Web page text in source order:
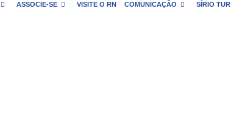
ASSOCIE-SE VISITE O RN COMUNICAÇÃO SÍRIO TUR